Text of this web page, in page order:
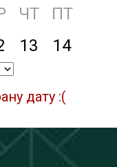
ЧТ
ПТ
13 14
дату :(